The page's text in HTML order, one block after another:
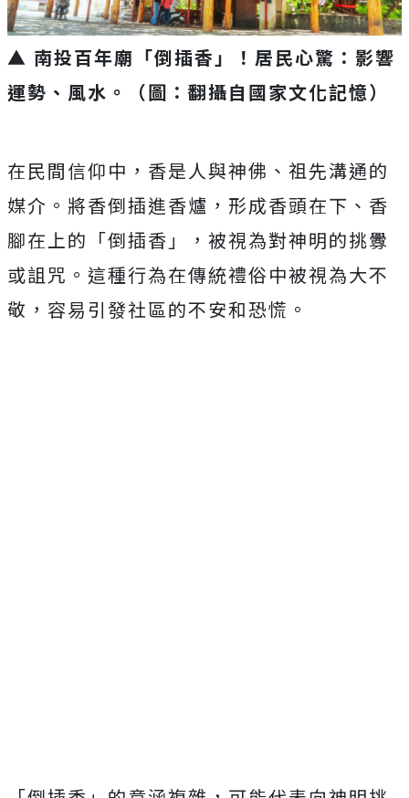
▲ 南投百年廟「倒插香」！居民心驚：影響
運勢、風水。（圖：翻攝自國家文化記憶）
在民間信仰中，香是人與神佛、祖先溝通的
媒介。將香倒插進香爐，形成香頭在下、香
腳在上的「倒插香」，被視為對神明的挑釁
或詛咒。這種行為在傳統禮俗中被視為大不
敬，容易引發社區的不安和恐慌。